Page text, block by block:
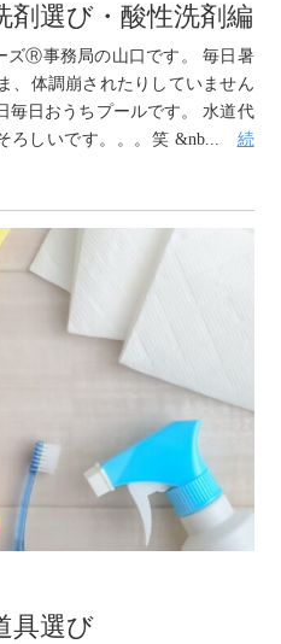
剤選び・酸性洗剤編
ズⓇ事務局の山口です。 毎日暑
、体調崩されたりしていません
毎日おうちプールです。 水道代
ろしいです。。。笑 &nb... 続
具選び